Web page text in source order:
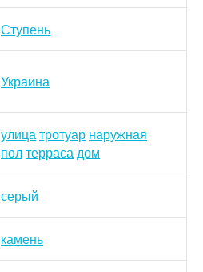
Ступень
Украина
улицатротуар наружная
полтеррасадом
серый
камень